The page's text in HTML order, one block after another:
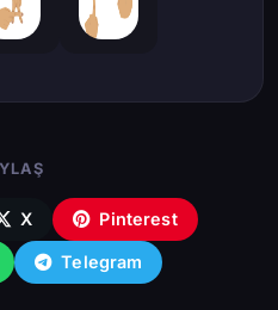
X Pinterest
Telegram